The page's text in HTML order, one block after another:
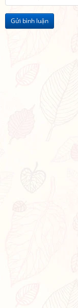
Gửi bình luận